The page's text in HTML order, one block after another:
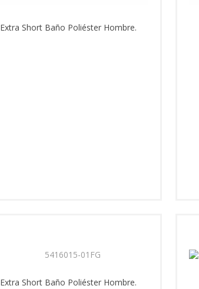
Extra Short Baño Poliéster Hombre.
Extra Short Baño Poliéster Hombre.